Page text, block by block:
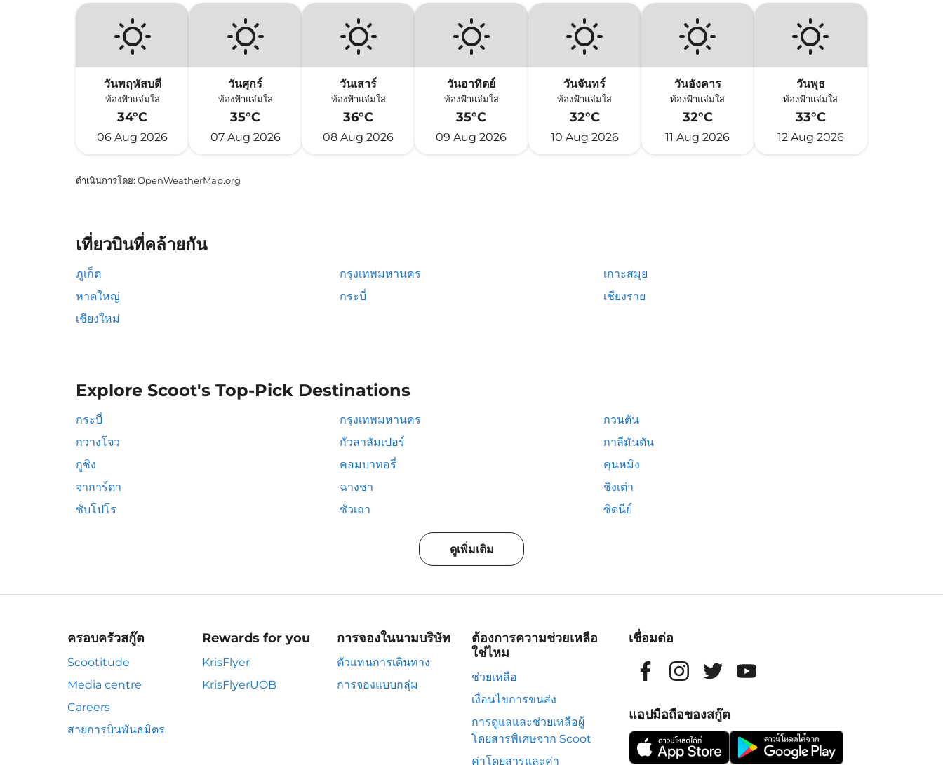
วันพฤหัสบดี
ท้องฟ้าแจ่มใส
34°C
06 Aug 2026
วันศุกร์
ท้องฟ้าแจ่มใส
35°C
07 Aug 2026
วันเสาร์
ท้องฟ้าแจ่มใส
36°C
08 Aug 2026
วันอาทิตย์
ท้องฟ้าแจ่มใส
35°C
09 Aug 2026
วันจันทร์
ท้องฟ้าแจ่มใส
32°C
10 Aug 2026
วันอังคาร
ท้องฟ้าแจ่มใส
32°C
11 Aug 2026
วันพุธ
ท้องฟ้าแจ่มใส
33°C
12 Aug 2026
ดำเนินการโดย: OpenWeatherMap.org
เที่ยวบินที่คล้ายกัน
ภูเก็ต กรุงเทพมหานคร
เกาะสมุย
หาดใหญ่
กระบี่
เชียงราย
เชียงใหม่
Explore Scoot's Top-Pick Destinations
กระบี่ กรุงเทพมหานคร
กวนตัน
กวางโจว
กัวลาลัมเปอร์
กาลีมันตัน
กูชิง
คอมบาทอรี่
คุนหมิง
จาการ์ตา
ฉางชา
ชิงเต่า
ซับโปโร
ซัวเถา ซิดนีย์
ดูเพิ่มเติม
ครอบครัวสกู๊ต
Scootitude
Media centre
Careers
สายการบินพันธมิตร
Rewards for you
KrisFlyer
KrisFlyerUOB
การจองในนามบริษัท
ตัวแทนการเดินทาง
การจองแบบกลุ่ม
ต้องการความช่วยเหลือ
ใช่ไหม
ช่วยเหลือ
เงื่อนไขการขนส่ง
การดูแลและช่วยเหลือผู้
โดยสารพิเศษจาก Scoot
ค่าโดยสารและค่า
เชื่อมต่อ
แอปมือถือของสกู๊ต